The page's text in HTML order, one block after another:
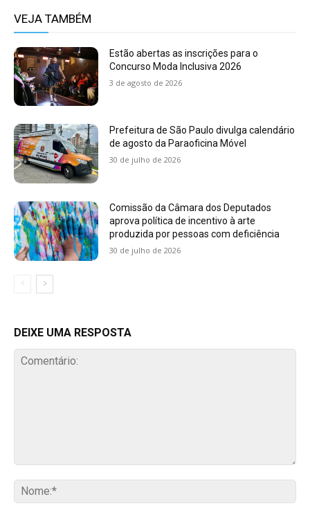
VEJA TAMBÉM
Estão abertas as inscrições para o
Concurso Moda Inclusiva 2026
3 de agosto de 2026
Prefeitura de São Paulo divulga calendário
de agosto da Paraoficina Móvel
30 de julho de 2026
Comissão da Câmara dos Deputados
aprova política de incentivo à arte
produzida por pessoas com deficiência
30 de julho de 2026
DEIXE UMA RESPOSTA